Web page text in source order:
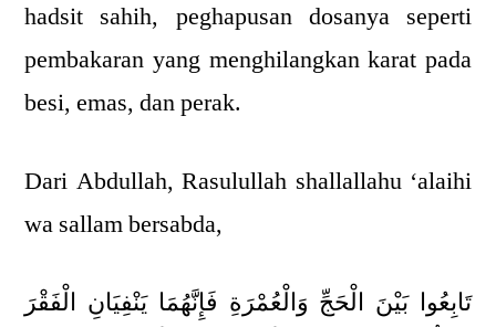
hadsit sahih, peghapusan dosanya seperti
pembakaran yang menghilangkan karat pada
besi, emas, dan perak.
Dari Abdullah, Rasulullah shallallahu ‘alaihi
wa sallam bersabda,
تَابِعُوا بَيْنَ الْحَجِّ وَالْعُمْرَةِ فَإِنَّهُمَا يَنْفِيَانِ الْفَقْرَ